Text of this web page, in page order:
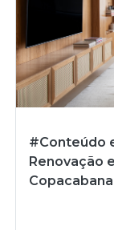
#Conteúdo
Renovação
Copacabana